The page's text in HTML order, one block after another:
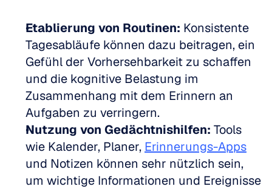
Etablierung von Routinen: Konsistente
Tagesabläufe können dazu beitragen, ein
Gefühl der Vorhersehbarkeit zu schaffen
und die kognitive Belastung im
Zusammenhang mit dem Erinnern an
Aufgaben zu verringern.
Nutzung von Gedächtnishilfen: Tools
wie Kalender, Planer, Erinnerungs-Apps
und Notizen können sehr nützlich sein,
um wichtige Informationen und Ereignisse